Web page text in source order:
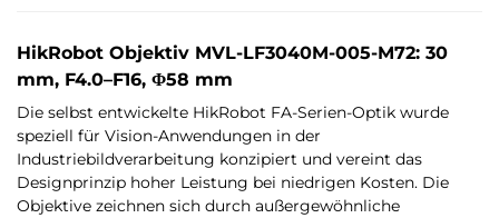
HikRobot Objektiv MVL-LF3040M-005-M72: 30
mm, F4.0–F16, Φ58 mm
Die selbst entwickelte HikRobot FA-Serien-Optik wurde
speziell für Vision-Anwendungen in der
Industriebildverarbeitung konzipiert und vereint das
Designprinzip hoher Leistung bei niedrigen Kosten. Die
Objektive zeichnen sich durch außergewöhnliche